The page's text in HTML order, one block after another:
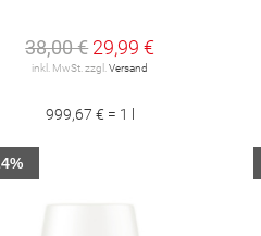
38,00 € 29,99 €
inkl. MwSt. zzgl.Versand
999,67 € = 1 l